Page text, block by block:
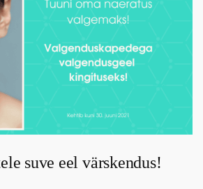
suve eel värskendus!